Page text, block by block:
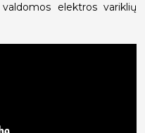
elektros variklių